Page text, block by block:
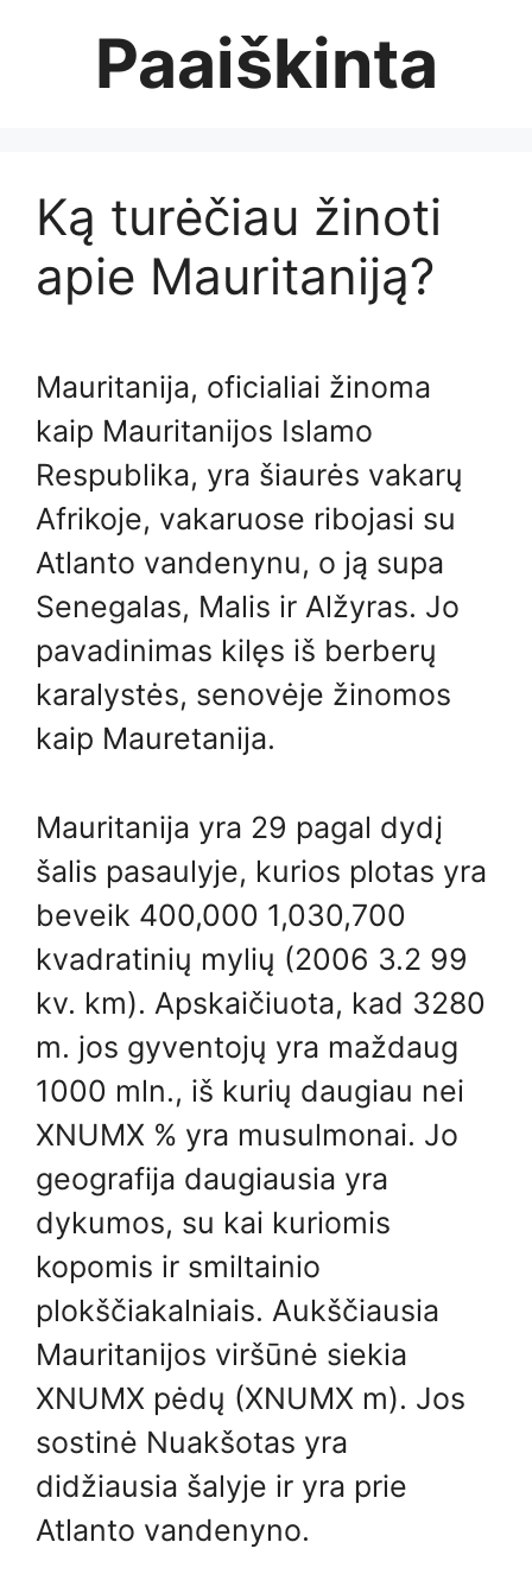
Paaiškinta
Ką turėčiau žinoti
apie Mauritaniją?
Mauritanija, oficialiai žinoma
kaip Mauritanijos Islamo
Respublika, yra šiaurės vakarų
Afrikoje, vakaruose ribojasi su
Atlanto vandenynu, o ją supa
Senegalas, Malis ir Alžyras. Jo
pavadinimas kilęs iš berberų
karalystės, senovėje žinomos
kaip Mauretanija.
Mauritanija yra 29 pagal dydį
šalis pasaulyje, kurios plotas yra
beveik 400,000 1,030,700
kvadratinių mylių (2006 3.2 99
kv. km). Apskaičiuota, kad 3280
m. jos gyventojų yra maždaug
1000 mln., iš kurių daugiau nei
XNUMX % yra musulmonai. Jo
geografija daugiausia yra
dykumos, su kai kuriomis
kopomis ir smiltainio
plokščiakalniais. Aukščiausia
Mauritanijos viršūnė siekia
XNUMX pėdų (XNUMX m). Jos
sostinė Nuakšotas yra
didžiausia šalyje ir yra prie
Atlanto vandenyno.